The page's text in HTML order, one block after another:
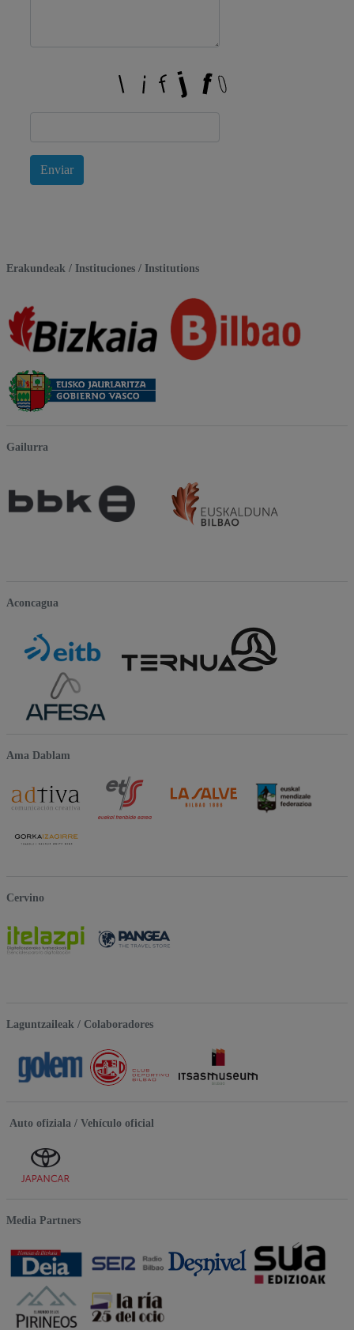
Enviar
Erakundeak / Instituciones / Institutions
Gailurra
Aconcagua
Ama Dablam
Cervino
Laguntzaileak / Colaboradores
Auto ofiziala / Vehículo oficial
Media Partners